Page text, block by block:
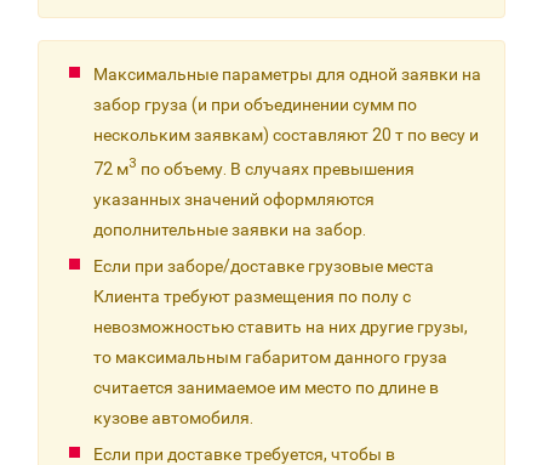
Максимальные параметры для одной заявки на
забор груза (и при объединении сумм по
нескольким заявкам) составляют 20 т по весу и
72 м3 по объему. В случаях превышения
указанных значений оформляются
дополнительные заявки на забор.
Если при заборе/доставке грузовые места
Клиента требуют размещения по полу с
невозможностью ставить на них другие грузы,
то максимальным габаритом данного груза
считается занимаемое им место по длине в
кузове автомобиля.
Если при доставке требуется, чтобы в